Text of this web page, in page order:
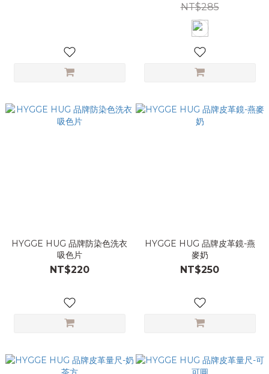
NT$285
HYGGE HUG 品牌防染色洗衣
吸色片
NT$220
HYGGE HUG 品牌皮革鏡-燕
麥奶
NT$250